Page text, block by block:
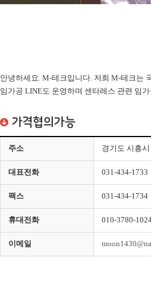
안녕하세요. M-테크입니다. 저희 M-테크는
임가공 LINE도 운영하며 센타레스 관련 임
가격협의가능
주소 경기도 시흥
대표전화 031-434-1733
팩스 031-434-1734
휴대전화 010-3780-
이메일